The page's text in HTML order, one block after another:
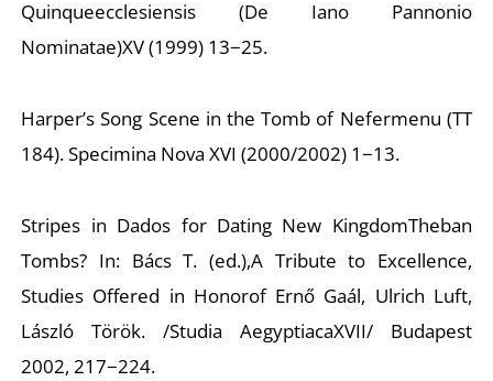
Quinqueecclesiensis (De Iano Pannonio
Nominatae)XV (1999) 13−25.
Harper’s Song Scene in the Tomb of Nefermenu (TT
184).Specimina NovaXVI (2000/2002) 1−13.
Stripes in Dados for Dating New KingdomTheban
Tombs? In: Bács T. (ed.),A Tribute to Excellence,
Studies Offered in Honorof Ernő Gaál, Ulrich Luft,
László Török. /Studia AegyptiacaXVII/ Budapest
2002, 217−224.